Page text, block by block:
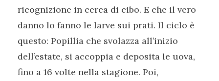
ricognizione in cerca di cibo. E che il vero
danno lo fanno le larve sui prati. Il ciclo è
questo: Popillia che svolazza all’inizio
dell’estate, si accoppia e deposita le uova,
fino a 16 volte nella stagione. Poi,